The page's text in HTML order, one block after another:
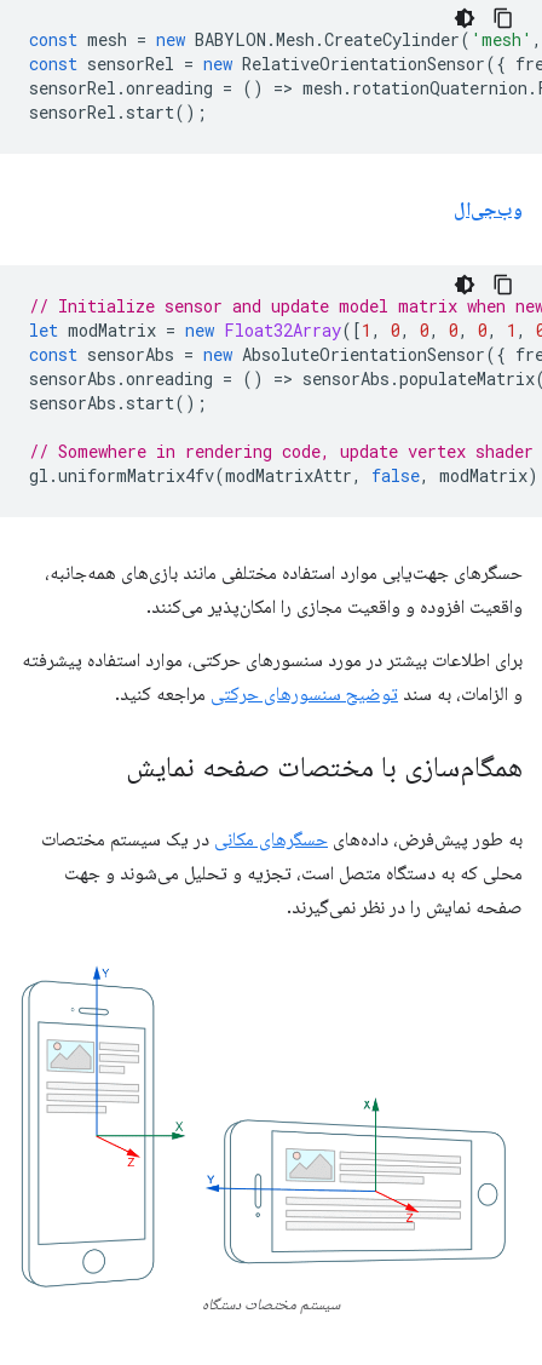
const mesh = new BABYLON .Mesh .CreateCylinder( 'mesh' ,
const sensorRel = new RelativeOrientationSensor({
sensorRel .onreading = () => mesh . rotationQuaternion .
sensorRel . start();
وب‌جی‌ال
// Initialize sensor and update model matrix when
let modMatrix = new Float32Array([1 , 0, 0, 0, 0, 1 ,
const sensorAbs = new AbsoluteOrientationSensor({
sensorAbs .onreading = () => sensorAbs .populateMatrix
sensorAbs . start();
// Somewhere in rendering code, update vertex
gl .uniformMatrix4fv(modMatrixAttr, false, modMatrix
حسگرهای جهت‌یابی موارد استفاده مختلفی مانند بازی‌های همه‌جانبه،
واقعیت افزوده و واقعیت مجازی را امکان‌پذیر می‌کنند.
برای اطلاعات بیشتر در مورد سنسورهای حرکتی، موارد استفاده پیشرفته
و الزامات، به سند توضیح سنسورهای حرکتی مراجعه کنید.
همگام‌سازی با مختصات صفحه نمایش
به طور پیش‌فرض، داده‌های حسگرهای مکانی در یک سیستم مختصات
محلی که به دستگاه متصل است، تجزیه و تحلیل می‌شوند و جهت
صفحه نمایش را در نظر نمی‌گیرند.
سیستم مختصات دستگاه